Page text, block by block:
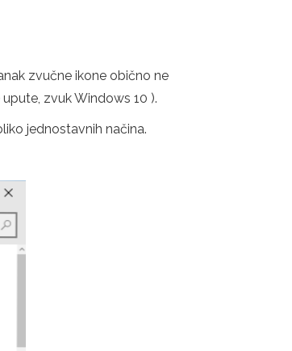
zvučne ikone obično ne
zvuk Windows 10 ).
jednostavnih načina.